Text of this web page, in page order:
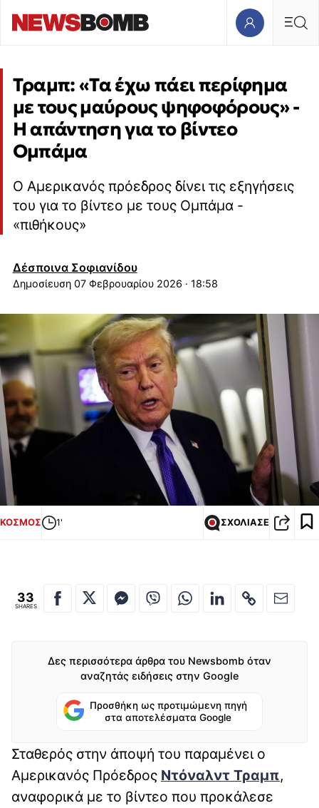
Τραμπ: «Τα έχω πάει περίφημα
με τους μαύρους ψηφοφόρους» -
Η απάντηση για το βίντεο
Ομπάμα
Ο Αμερικανός πρόεδρος δίνει τις εξηγήσεις
του για το βίντεο με τους Ομπάμα -
«πιθήκους»
Δέσποινα Σοφιανίδου
07 Φεβρουαρίου 2026 · 18:58
ΚΟΣΜΟΣ 1' ΣΧΟΛΙΑΣΕ
33
SHARES
Δες περισσότερα άρθρα του Newsbomb όταν
αναζητάς ειδήσεις στην Google
Προσθήκη ως προτιμώμενη πηγή
στα αποτελέσματα Google
Σταθερός στην άποψή του παραμένει ο
Αμερικανός Πρόεδρος Ντόναλντ Τραμπ,
αναφορικά με το βίντεο που προκάλεσε